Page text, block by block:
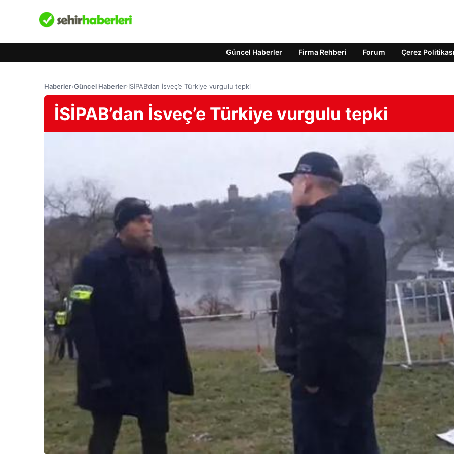
Güncel Haberler Firma Rehberi Forum Çerez Politikası
Haberler›Güncel Haberler›İSİPAB’dan İsveç’e Türkiye vurgulu tepki
İSİPAB’dan İsveç’e Türkiye vurgulu tepki